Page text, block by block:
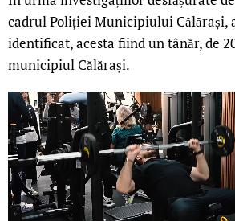
cadrul Poliției Municipiului Călărași,
identificat, acesta fiind un tânăr, de
municipiul Călărași.